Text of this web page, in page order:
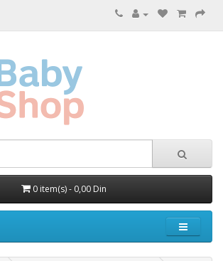
0 item(s) - 0,00 Din